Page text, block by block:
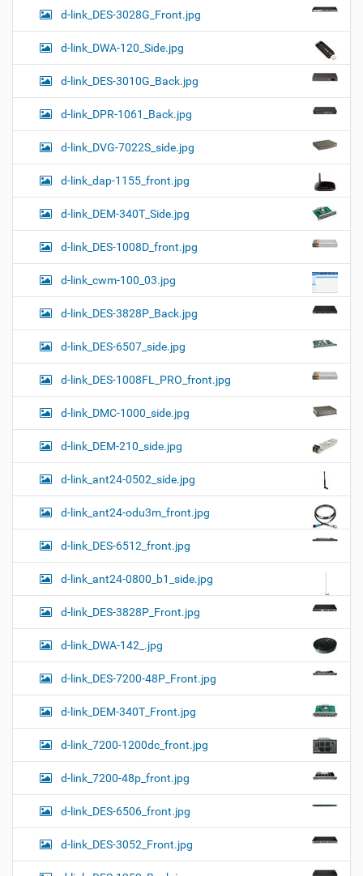
d-link_DES-3028G_Front.jpg
d-link_DWA-120_Side.jpg
d-link_DES-3010G_Back.jpg
d-link_DPR-1061_Back.jpg
d-link_DVG-7022S_side.jpg
d-link_dap-1155_front.jpg
d-link_DEM-340T_Side.jpg
d-link_DES-1008D_front.jpg
d-link_cwm-100_03.jpg
d-link_DES-3828P_Back.jpg
d-link_DES-6507_side.jpg
d-link_DES-1008FL_PRO_front.jpg
d-link_DMC-1000_side.jpg
d-link_DEM-210_side.jpg
d-link_ant24-0502_side.jpg
d-link_ant24-odu3m_front.jpg
d-link_DES-6512_front.jpg
d-link_ant24-0800_b1_side.jpg
d-link_DES-3828P_Front.jpg
d-link_DWA-142_.jpg
d-link_DES-7200-48P_Front.jpg
d-link_DEM-340T_Front.jpg
d-link_7200-1200dc_front.jpg
d-link_7200-48p_front.jpg
d-link_DES-6506_front.jpg
d-link_DES-3052_Front.jpg